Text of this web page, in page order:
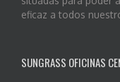
eficaz a todos
SUNGRASS OFICINAS